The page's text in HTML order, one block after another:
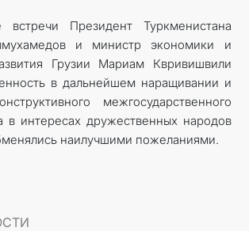
Президент Туркменистана
и министр экономики и
Грузии Мариам Квривишвили
в дальнейшем наращивании и
межгосударственного
в интересах дружественных народов
наилучшими пожеланиями.